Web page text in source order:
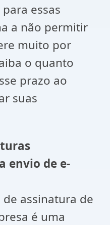
essas
a não permitir
muito por
o quanto
prazo ao
suas
envio de e-
assinatura de
é uma